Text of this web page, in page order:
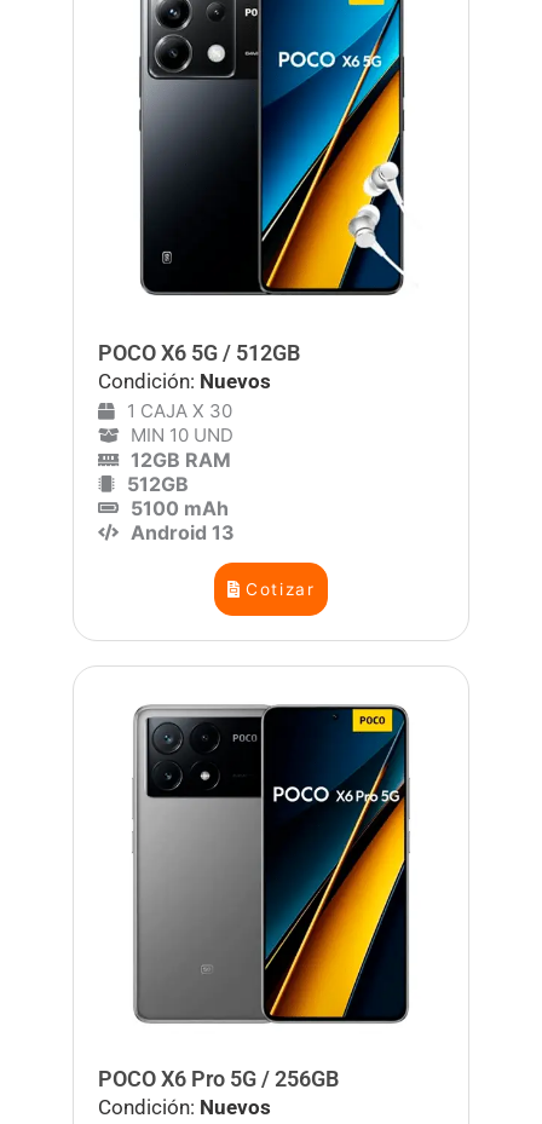
POCO X6 5G / 512GB
Condición: Nuevos
1 CAJA X 30
MIN 10 UND
12GB RAM
512GB
5100 mAh
Android 13
Cotizar
POCO X6 Pro 5G / 256GB
Condición: Nuevos